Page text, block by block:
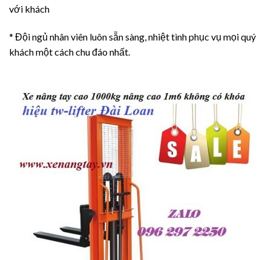
với khách
* Đội ngủ nhân viên luôn sẵn sàng, nhiệt tình phục vụ mọi quý
khách một cách chu đáo nhất.